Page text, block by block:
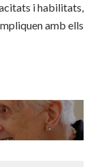
i habilitats,
amb ells